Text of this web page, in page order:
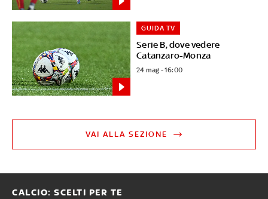
Serie B, dove vedere
Catanzaro-Monza
GUIDA TV
24 mag - 16:00
VAI ALLA SEZIONE
CALCIO: SCELTI PER TE